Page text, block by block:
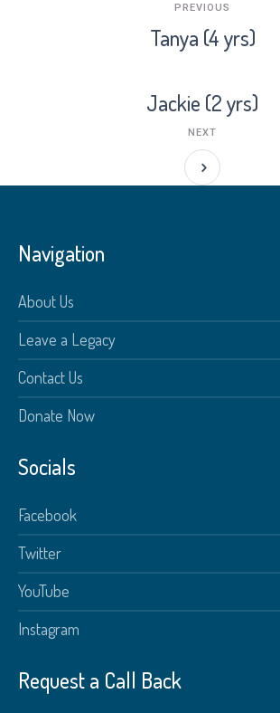
Tanya (4 yrs)
PREVIOUS
Jackie (2 yrs)
NEXT
Navigation
About Us
Leave a Legacy
Contact Us
Donate Now
Socials
Facebook
Twitter
YouTube
Instagram
Request a Call Back